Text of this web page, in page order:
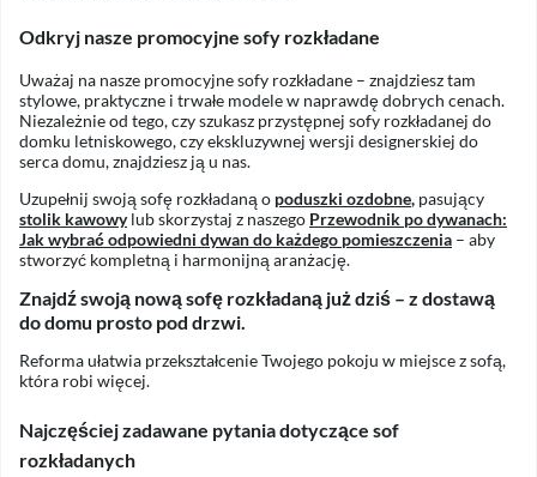
Odkryj nasze promocyjne sofy rozkładane
Uważaj na nasze promocyjne sofy rozkładane – znajdziesz tam
stylowe, praktyczne i trwałe modele w naprawdę dobrych cenach.
Niezależnie od tego, czy szukasz przystępnej sofy rozkładanej do
domku letniskowego, czy ekskluzywnej wersji designerskiej do
serca domu, znajdziesz ją u nas.
Uzupełnij swoją sofę rozkładaną o poduszki ozdobne, pasujący
stolik kawowylub skorzystaj z naszego Przewodnik po dywanach:
Jak wybrać odpowiedni dywan do każdego pomieszczenia – aby
stworzyć kompletną i harmonijną aranżację.
Znajdź swoją nową sofę rozkładaną już dziś – z dostawą
do domu prosto pod drzwi.
Reforma ułatwia przekształcenie Twojego pokoju w miejsce z sofą,
która robi więcej.
Najczęściej zadawane pytania dotyczące sof
rozkładanych